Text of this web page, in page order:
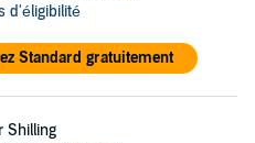
d'éligibilité
Standard gratuitement
Shilling